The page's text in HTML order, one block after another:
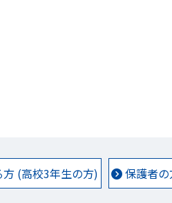
(高校3年生の方) 保護者